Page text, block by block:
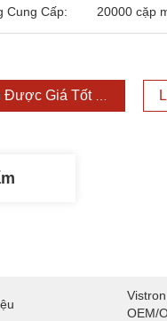
Cung Cấp: 20000 cặp
Được Giá Tốt Nhất
OEM/